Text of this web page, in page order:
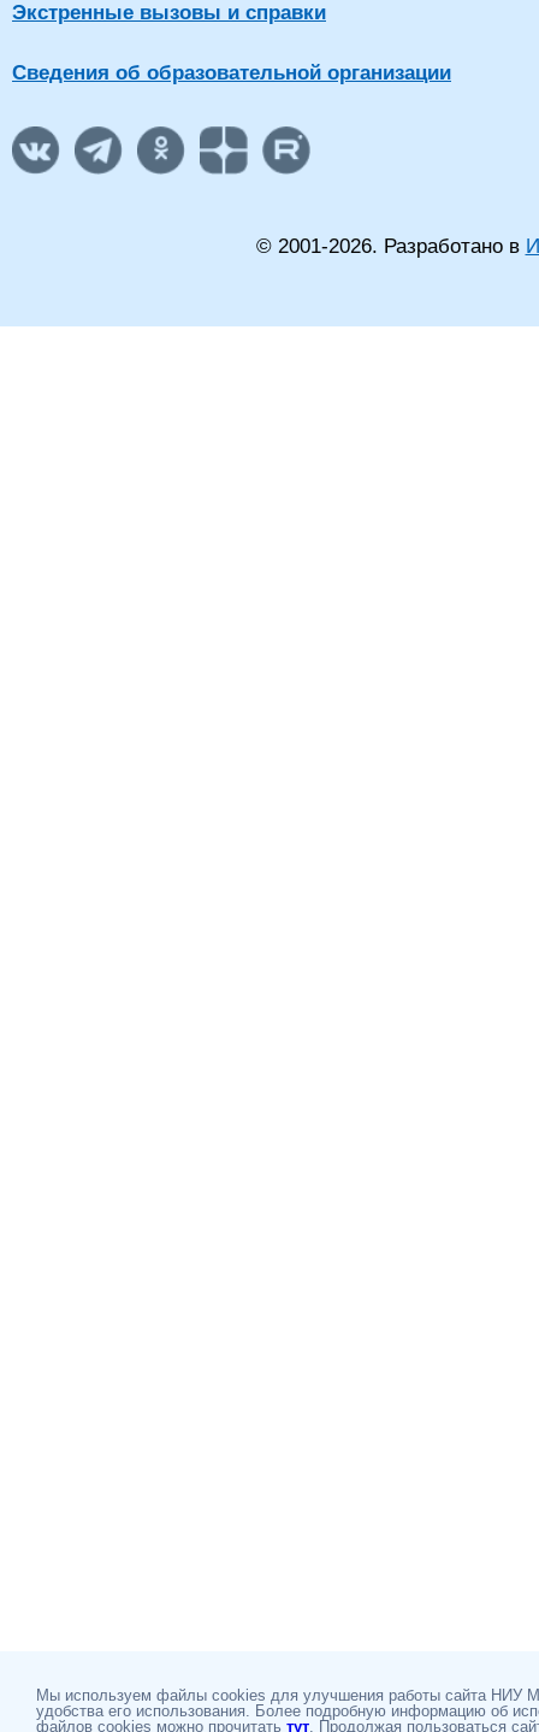
Экстренные вызовы и справки
Сведения об образовательной организации
© 2001-2026. Разработано в
Мы используем файлы cookies для улучшения работы сайта НИУ
удобства его использования. Более подробную информацию об
файлов cookies можно прочитать тут. Продолжая пользоваться